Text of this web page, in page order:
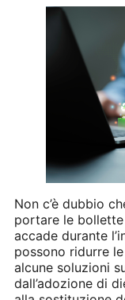
Non c’è dubbio
portare le bollette
accade durante
possono ridurre le
alcune soluzioni
dall’adozione di